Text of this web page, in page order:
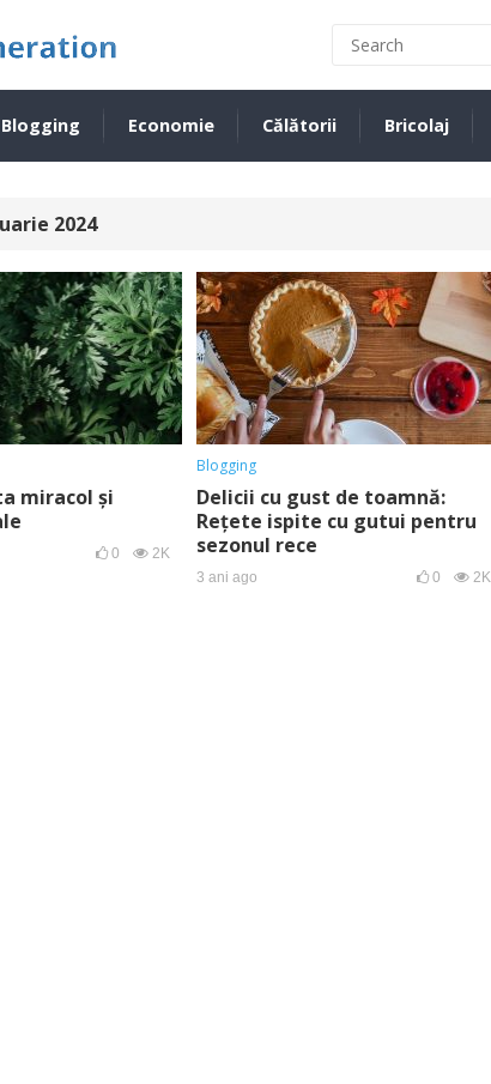
Blogging Economie Călătorii Bricolaj
2024
miracol și
0 2K
Blogging
Delicii cu gust de toamnă:
Rețete ispite cu gutui pentru
sezonul rece
3 ani ago 0 2K